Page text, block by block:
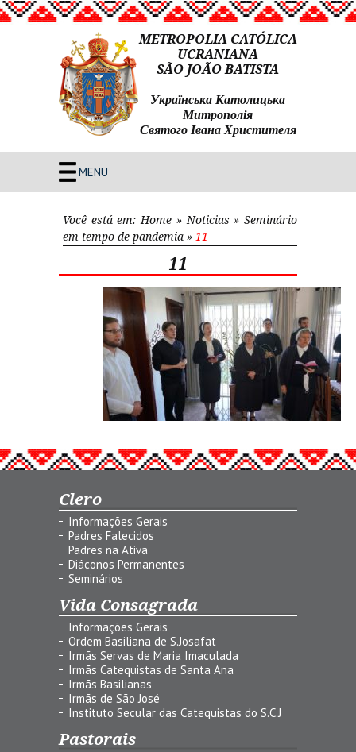
METROPOLIA CATÓLICA
UCRANIANA
SÃO JOÃO BATISTA
Українська Католицька
Митрополія
Святого Івана Христителя
MENU
Você está em: Home » Noticias »Seminário
em tempo de pandemia » 11
11
Clero
Informações Gerais
Padres Falecidos
Padres na Ativa
Diáconos Permanentes
Seminários
Vida Consagrada
Informações Gerais
Ordem Basiliana de S.Josafat
Irmãs Servas de Maria Imaculada
Irmãs Catequistas de Santa Ana
Irmãs Basilianas
Irmãs de São José
Instituto Secular das Catequistas do S.C.J
Pastorais